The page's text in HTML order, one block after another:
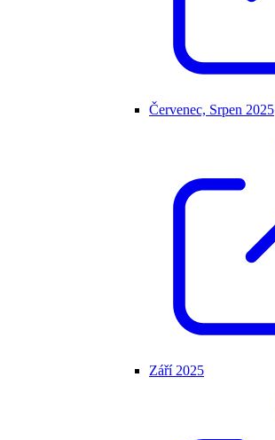
Červenec, Srpen 2025
Září 2025